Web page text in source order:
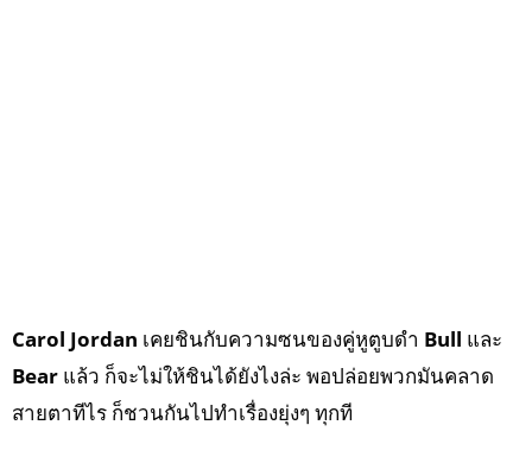
Carol Jordan เคยชินกับความซนของคู่หูตูบดำ Bull และ
Bear แล้ว ก็จะไม่ให้ชินได้ยังไงล่ะ พอปล่อยพวกมันคลาด
สายตาทีไร ก็ชวนกันไปทำเรื่องยุ่งๆ ทุกที